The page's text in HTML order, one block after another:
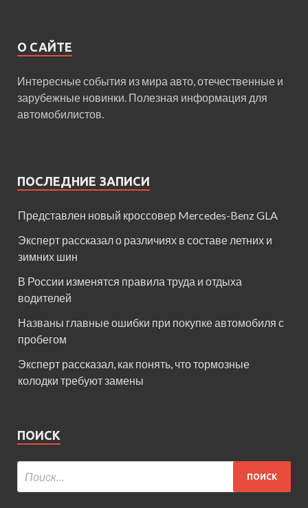
О САЙТЕ
Интересные события из мира авто, отечественные и
зарубежные новинки. Полезная информация для
автомобилистов.
ПОСЛЕДНИЕ ЗАПИСИ
Представлен новый кроссовер Mercedes-Benz GLA
Эксперт рассказал о различиях в составе летних и
зимних шин
В России изменятся правила труда и отдыха
водителей
Названы главные ошибки при покупке автомобиля с
пробегом
Эксперт рассказал, как понять, что тормозные
колодки требуют замены
ПОИСК